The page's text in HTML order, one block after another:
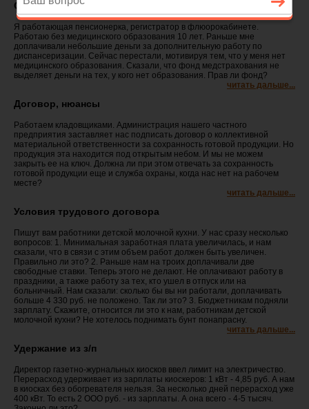
Субсидии, право на их получение
Я работающая пенсионерка, регистратор в флюорокабинете.
Работаю без медицинского образования 10 лет. Раньше мне
доплачивали небольшие деньги за дополнительную работу по
диспансеризации. Сейчас перестали, мотивируя тем, что у меня нет
медицинского образования. Сказали, что фонд медстрахования не
выделяет деньги на тех, у кого нет образования. Прав ли фонд?
читать дальше...
Договор, нюансы
Работаем кладовщиками. Администрация нашего частного
предприятия заставляет нас подписать договор о коллективной
материальной ответственности за сохранность готовой продукции. Но
продукция эта находится под открытым небом. И мы не можем
закрыть ее на ключ. Должна ли при этом отвечать за сохранность
готовой продукции еще и служба охраны, когда нас нет на рабочем
месте?
читать дальше...
Условия трудового договора
Пишут вам работники детской молочной кухни. У нас сразу несколько
вопросов: 1. Минимальная заработная плата увеличилась, и нам
сказали, что в связи с этим объем работ должен быть увеличен.
Правильно ли это? 2. Раньше нам на троих доплачивали две
свободные ставки. Теперь этого не делают. Не оплачивают работу в
праздники, а также работу за тех, кто ушел в отпуск или на
больничный. Нам сказали: сколько бы вы ни работали, доплачивать
больше 4 330 руб. не положено. Так ли это? 3. Бюджетникам подняли
зарплату. Скажи­те, относится ли это к нам, работникам детской
молочной кухни? Не хотелось поднимать бунт по­напрасну.
читать дальше...
Удержание из з/п
Директор газетно-журнальных киосков ввел ли­мит на электричество.
Перерас­ход удерживает из зарплаты киоскеров: 1 кВт - 4,85 руб. А нам
в киосках без обогревателя нельзя. За несколько дней пере­расход уже
400 кВт. То есть 2 ООО руб. - из зарплаты. А она всего - 4-5 тысяч.